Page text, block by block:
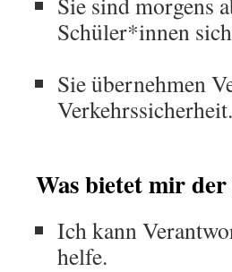
Schüler*innen
Sie übernehmen
Verkehrssicherheit.
Was bietet mir
Ich kann
helfe.